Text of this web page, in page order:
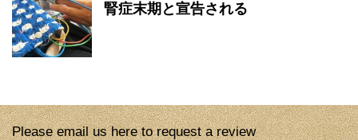
腎症末期と宣告される
Please email us here to request a review